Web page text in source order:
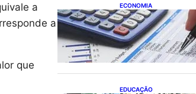
a
a
que
ECONOMIA
Busca dos
crédito cresce
Grosso lidera
estados
EDUCAÇÃO